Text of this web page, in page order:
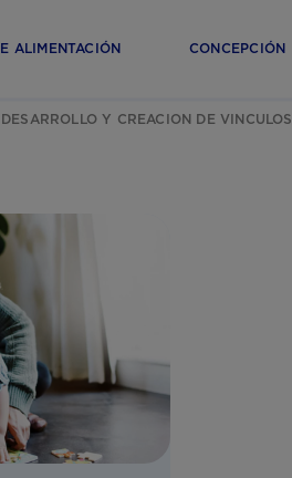
ALIMENTACIÓN CONCEPCIÓN
DESARROLLO Y CREACION DE VINCULOS